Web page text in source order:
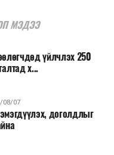
МЭДЭЭ
үйлчлэх 250
х...
08/07
доголдлыг